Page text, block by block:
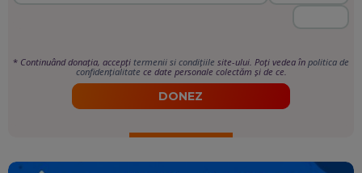
* Continuând donația, accepți termenii si condițiile site-ului. Poți vedea în politica de
confidențialitate ce date personale colectăm și de ce.
DONEZ